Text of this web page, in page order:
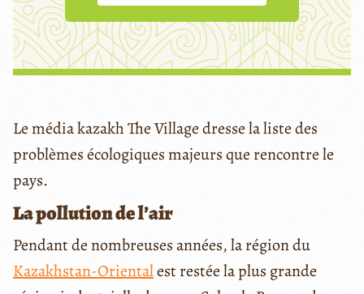
Le média kazakh The Village dresse la liste des
problèmes écologiques majeurs que rencontre le
pays.
La pollution de l’air
Pendant de nombreuses années, la région du
Kazakhstan-Orientalest restée la plus grande